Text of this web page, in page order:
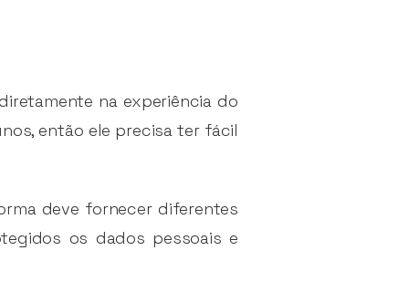
na experiência do
então ele precisa ter fácil
deve fornecer diferentes
os dados pessoais e